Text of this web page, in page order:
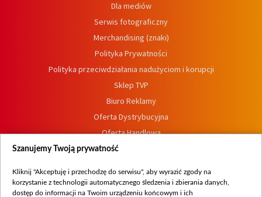
Dla mediów
Serwis fotograficzny
Merchandising (znaki)
Polityka Prywatności
Polityka przeciwdziałania nadużyciom i korupcji
Sklep TVP
Biuro Reklamy
Oferta Dystrybucyjna
Oferta Handlowa
Dostępność
Procedura zgłoszeń wewnętrznych
Szanujemy Twoją prywatność
Kliknij "Akceptuję i przechodzę do serwisu", aby wyrazić zgody na
korzystanie z technologii automatycznego śledzenia i zbierania danych,
dostęp do informacji na Twoim urządzeniu końcowym i ich